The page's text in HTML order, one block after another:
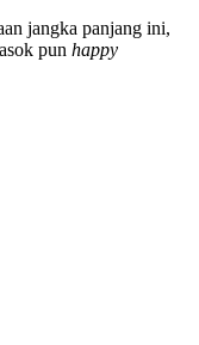
jangka panjang ini,
pun happy